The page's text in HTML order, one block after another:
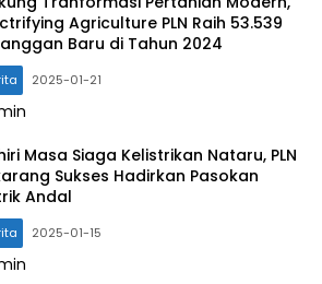
Agriculture PLN Raih 53.539
Baru di Tahun 2024
2025-01-21
Masa Siaga Kelistrikan Nataru, PLN
Sukses Hadirkan Pasokan
Andal
2025-01-15